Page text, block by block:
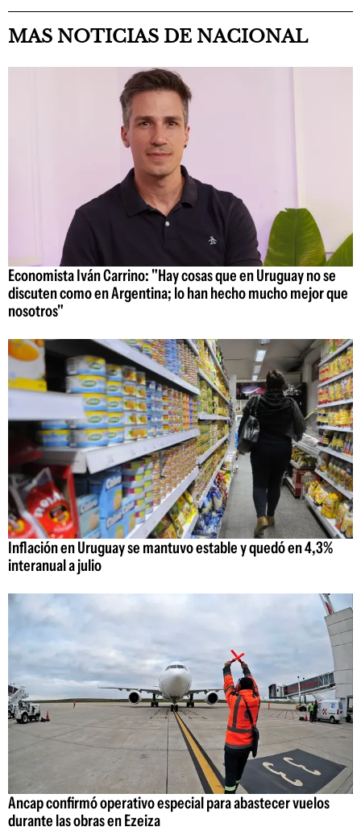
MAS NOTICIAS DE NACIONAL
Economista Iván Carrino: "Hay cosas que en Uruguay no se
discuten como en Argentina; lo han hecho mucho mejor que
nosotros"
Inflación en Uruguay se mantuvo estable y quedó en 4,3%
interanual a julio
Ancap confirmó operativo especial para abastecer vuelos
durante las obras en Ezeiza